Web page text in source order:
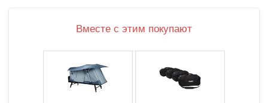
Вместе с этим покупают